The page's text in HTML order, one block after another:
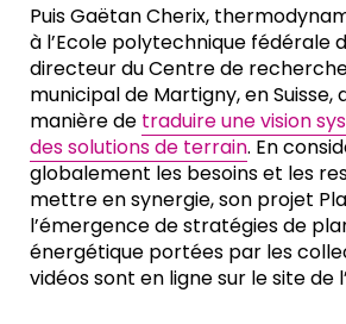
Puis Gaëtan Cherix,
à l’Ecole polytechnique fédérale
directeur du Centre de
municipal de Martigny, en Suisse,
manière de traduire une vision
des solutions de terrain. En
globalement les besoins et les
mettre en synergie, son projet
l’émergence de stratégies de
énergétique portées par les
vidéos sont en ligne sur le site de